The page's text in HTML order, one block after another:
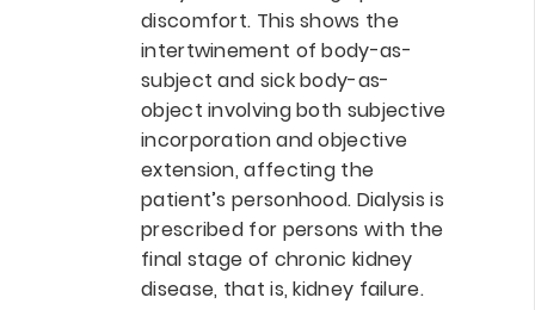
discomfort. This shows the
intertwinement of body-as-
subject and sick body-as-
object involving both subjective
incorporation and objective
extension, affecting the
patient’s personhood. Dialysis is
prescribed for persons with the
final stage of chronic kidney
disease, that is, kidney failure.